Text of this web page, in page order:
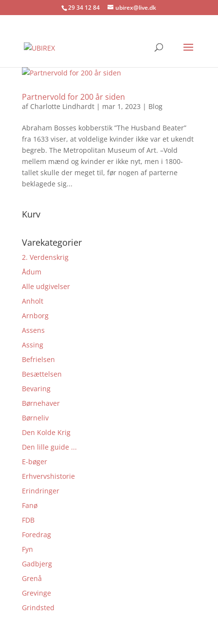
29 34 12 84 ubirex@live.dk
Partnervold for 200 år siden
af Charlotte Lindhardt| mar 1, 2023 | Blog
Abraham Bosses kobberstik ”The Husband Beater”
fra 1633 viser, at voldelige kvinder ikke var et ukendt
begreb. The Metropolitan Museum of Art. –Vold
mellem mænd og kvinder er ikke nyt, men i 1800-
tallet skulle der meget til, før nogen af parterne
beklagede sig...
Kurv
Varekategorier
2. Verdenskrig
Ådum
Alle udgivelser
Anholt
Arnborg
Assens
Assing
Befrielsen
Besættelsen
Bevaring
Børnehaver
Børneliv
Den Kolde Krig
Den lille guide ...
E-bøger
Erhvervshistorie
Erindringer
Fanø
FDB
Foredrag
Fyn
Gadbjerg
Grenå
Grevinge
Grindsted